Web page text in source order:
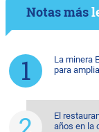
Notas más
La minera
para
El
años en la